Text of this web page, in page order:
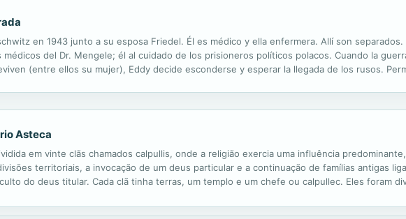
en 1943 junto a su esposa Friedel. Él es médico y ella enfermera. Allí son
del Dr. Mengele; él al cuidado de los prisioneros políticos polacos. Cuando la
(entre ellos su mujer), Eddy decide esconderse y esperar la llegada de los rusos.
Asteca
em vinte clãs chamados calpullis, onde a religião exercia uma influência
territoriais, a invocação de um deus particular e a continuação de famílias antigas
do deus titular. Cada clã tinha terras, um templo e um chefe ou calpullec. Eles foram